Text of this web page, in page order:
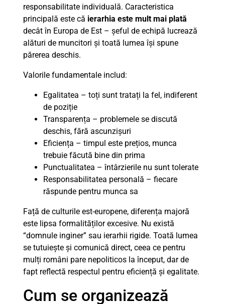
responsabilitate individuală. Caracteristica
principală este că ierarhia este mult mai plată
decât în Europa de Est – șeful de echipă lucrează
alături de muncitori și toată lumea își spune
părerea deschis.
Valorile fundamentale includ:
Egalitatea – toți sunt tratați la fel, indiferent
de poziție
Transparența – problemele se discută
deschis, fără ascunzișuri
Eficiența – timpul este prețios, munca
trebuie făcută bine din prima
Punctualitatea – întârzierile nu sunt tolerate
Responsabilitatea personală – fiecare
răspunde pentru munca sa
Față de culturile est-europene, diferența majoră
este lipsa formalităților excesive. Nu există
“domnule inginer” sau ierarhii rigide. Toată lumea
se tutuiește și comunică direct, ceea ce pentru
mulți români pare nepoliticos la început, dar de
fapt reflectă respectul pentru eficiență și egalitate.
Cum se organizează